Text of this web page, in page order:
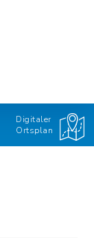
Digitaler
Ortsplan